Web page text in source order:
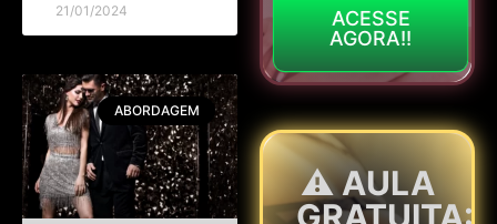
21/01/2024
ABORDAGEM
ACESSE
AGORA!!
⚠️ AULA